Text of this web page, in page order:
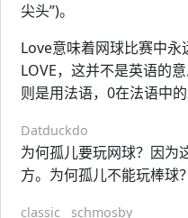
尖头”)。
Love意味着网球比赛中
LOVE，这并不是英语的
则是用法语，0在法语中
Datduckdo
为何孤儿要玩网球？因为
方。为何孤儿不能玩棒球
classic__schmosby